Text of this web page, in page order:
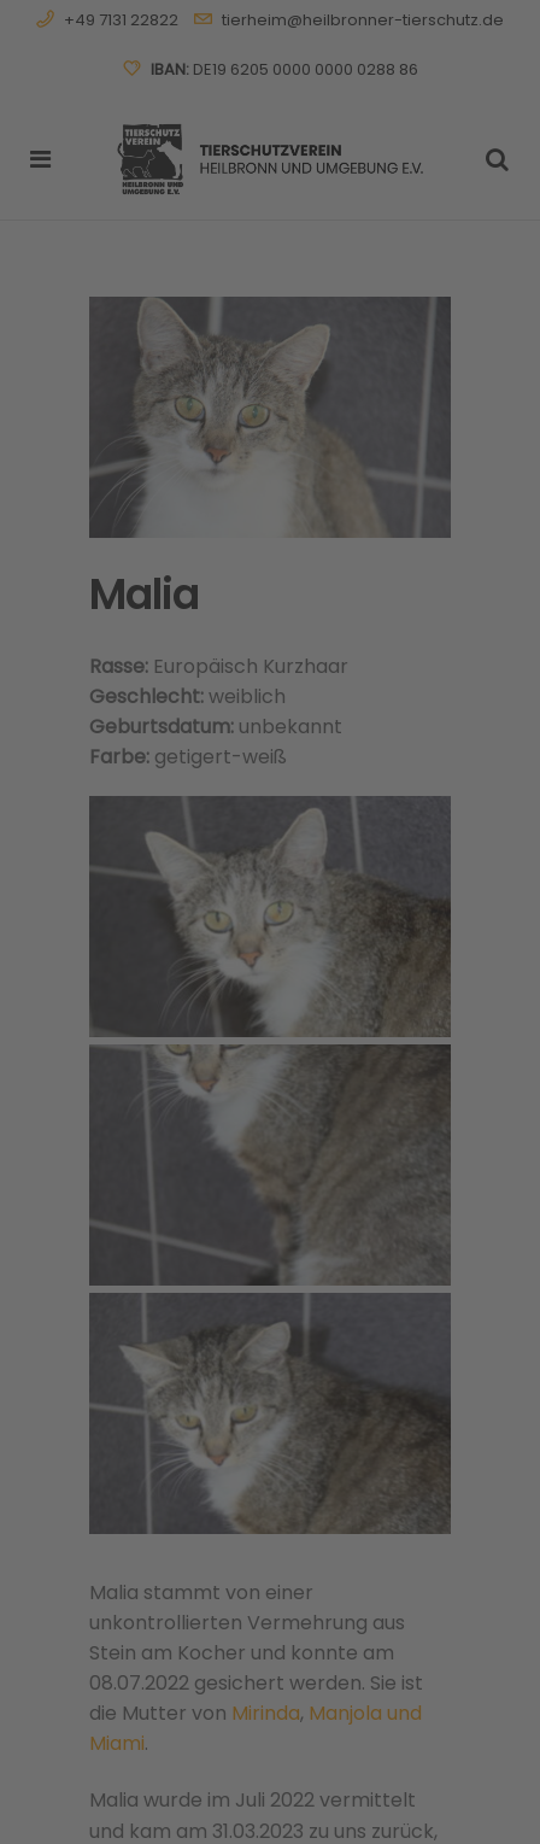
+49 7131 22822 tierheim@heilbronner-tierschutz.de
IBAN:DE19 6205 0000 0000 0288 86
Malia
Rasse: Europäisch Kurzhaar
Geschlecht:weiblich
Geburtsdatum: unbekannt
Farbe: getigert-weiß
Malia stammt von einer
unkontrollierten Vermehrung aus
Stein am Kocher und konnte am
08.07.2022 gesichert werden. Sie ist
die Mutter von Mirinda, Manjola und
Miami.
Malia wurde im Juli 2022 vermittelt
und kam am 31.03.2023 zu uns zurück,